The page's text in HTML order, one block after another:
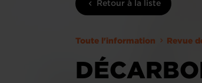
Retour à la liste
Toute l'information Revue